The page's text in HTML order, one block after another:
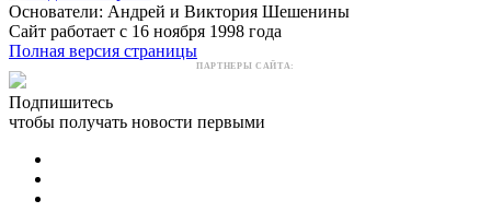
Основатели: Андрей и Виктория Шешенины
Сайт работает с 16 ноября 1998 года
Полная версия страницы
ПАРТНЕРЫ САЙТА:
Подпишитесь
чтобы получать новости первыми